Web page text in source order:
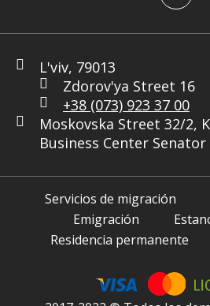
L'viv, 79013
Zdorov'ya Street 16
+38 (073) 923 37 00
Moskovska Street 32/2,
Business Center Senator
Servicios de migración
Emigración
Residencia permanente